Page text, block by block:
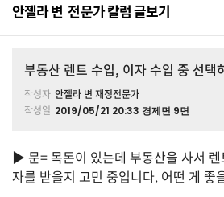
별
담
체
안젤라 변 전문가 칼럼 글보기
부동산 렌트 수입, 이자 수입 중 선택
작성자 안젤라 변 재정전문가
작성일 2019/05/21 20:33 경제면 9면
▶ 문= 목돈이 있는데 부동산을 사서
자를 받을지 고민 중입니다. 어떤 게 좋